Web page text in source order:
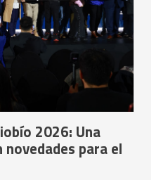
2026: Una
para el